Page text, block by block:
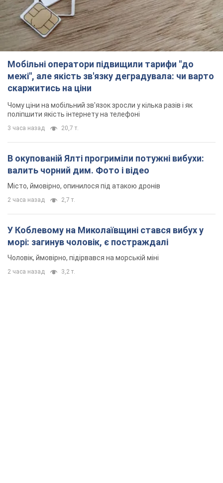
Мобільні оператори підвищили тарифи "до
межі", але якість зв'язку деградувала: чи варто
скаржитись на ціни
Чому ціни на мобільний зв'язок зросли у кілька разів і як
поліпшити якість інтернету на телефоні
3 часа назад 20,7 т.
В окупованій Ялті прогриміли потужні вибухи:
валить чорний дим. Фото і відео
Місто, ймовірно, опинилося під атакою дронів
2 часа назад 2,7 т.
У Коблевому на Миколаївщині стався вибух у
морі: загинув чоловік, є постраждалі
Чоловік, ймовірно, підірвався на морській міні
2 часа назад 3,2 т.